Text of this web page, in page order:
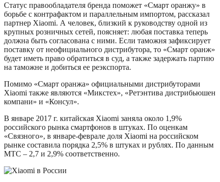
Статус правообладателя бренда поможет «Смарт оранжу» в
борьбе с контрафактом и параллельным импортом, рассказал
партнер Xiaomi. А человек, близкий к руководству одной из
крупных розничных сетей, поясняет: любая поставка теперь
должна быть согласована с ними. Если таможня зафиксирует
поставку от неофициального дистрибутора, то «Смарт оранж»
будет иметь право обратиться в суд, а также задержать партию
на таможне и добиться ее реэкспорта.
Помимо «Смарт оранжа» официальными дистрибуторами
Xiaomi также являются «Микстех», «Ретэнтива дистрибьюшен
компани» и «Консул».
В январе 2017 г. китайская Xiaomi заняла около 1,9%
российского рынка смартфонов в штуках. По оценкам
«Связного», в январе-феврале доля Xiaomi на российском
рынке составила порядка 2,5% в штуках и рублях. По данным
МТС – 2,7 и 2,9% соответственно.